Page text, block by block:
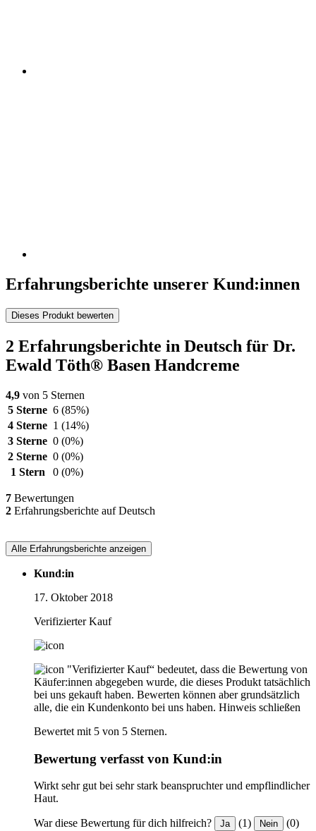
Erfahrungsberichte unserer Kund:innen
Dieses Produkt bewerten
2 Erfahrungsberichte in Deutsch für Dr.
Ewald Töth® Basen Handcreme
4,9 von 5 Sternen
5 Sterne 6 (85%)
4 Sterne 1 (14%)
3 Sterne 0 (0%)
2 Sterne 0 (0%)
1 Stern
0 (0%)
7 Bewertungen
2 Erfahrungsberichte auf Deutsch
Alle Erfahrungsberichte anzeigen
Kund:in
17. Oktober 2018
Verifizierter Kauf
"Verifizierter Kauf“ bedeutet, dass die Bewertung von
Käufer:innen abgegeben wurde, die dieses Produkt tatsächlich
bei uns gekauft haben. Bewerten können aber grundsätzlich
alle, die ein Kundenkonto bei uns haben. Hinweis schließen
Bewertet mit 5 von 5 Sternen.
Bewertung verfasst von Kund:in
Wirkt sehr gut bei sehr stark beanspruchter und empflindlicher
Haut.
War diese Bewertung für dich hilfreich? Ja (1) Nein (0)